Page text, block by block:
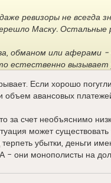
ревизоры не всегда
Маску.
обманом или аферами
естественно вызывает
Если хорошо
объем авансовых
за счет необъяснимо
может
убытки, деньги
- они монополисты на